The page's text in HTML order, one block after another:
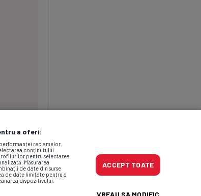
a oferi:
reclamelor.
conținutului
pentru selectarea
Măsurarea
de date din surse
de date limitate pentru a
dispozitivului.
ACCEPT TOATE
VREAU SA MODIFIC